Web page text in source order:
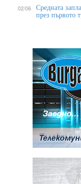
02/06 Средната
през първото